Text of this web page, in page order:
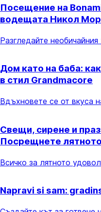
Посещение на
водещата Никол
Разгледайте
Дом като на баба:
в стил Grandmacore
Вдъхновете се от вкуса
Свещи, сирене и
Посрещнете
Всичко за лятното
Napravi si sam: